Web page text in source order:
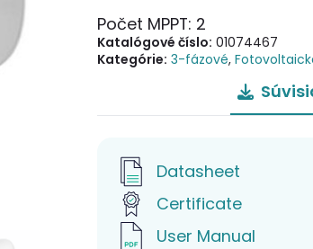
Počet MPPT: 2
Katalógové číslo: 01074467
Kategórie: 3-fázové,
Datasheet
Certificate
User Manual